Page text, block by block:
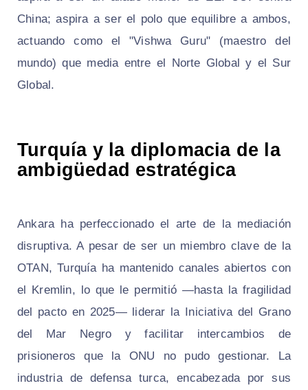
China; aspira a ser el polo que equilibre a ambos,
actuando como el "Vishwa Guru" (maestro del
mundo) que media entre el Norte Global y el Sur
Global.
Turquía y la diplomacia de la
ambigüedad estratégica
Ankara ha perfeccionado el arte de la mediación
disruptiva. A pesar de ser un miembro clave de la
OTAN, Turquía ha mantenido canales abiertos con
el Kremlin, lo que le permitió —hasta la fragilidad
del pacto en 2025— liderar la Iniciativa del Grano
del Mar Negro y facilitar intercambios de
prisioneros que la ONU no pudo gestionar. La
industria de defensa turca, encabezada por sus